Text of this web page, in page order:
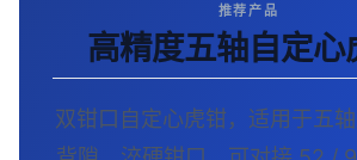
推荐产品
高精度五轴自定心
双钳口自定心虎钳，适用于五